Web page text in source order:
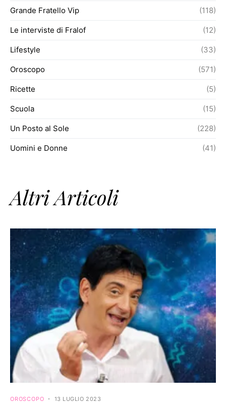
Grande Fratello Vip (118)
Le interviste di Fralof (12)
Lifestyle (33)
Oroscopo (571)
Ricette (5)
Scuola (15)
Un Posto al Sole (228)
Uomini e Donne (41)
Altri Articoli
OROSCOPO 13 LUGLIO 2023